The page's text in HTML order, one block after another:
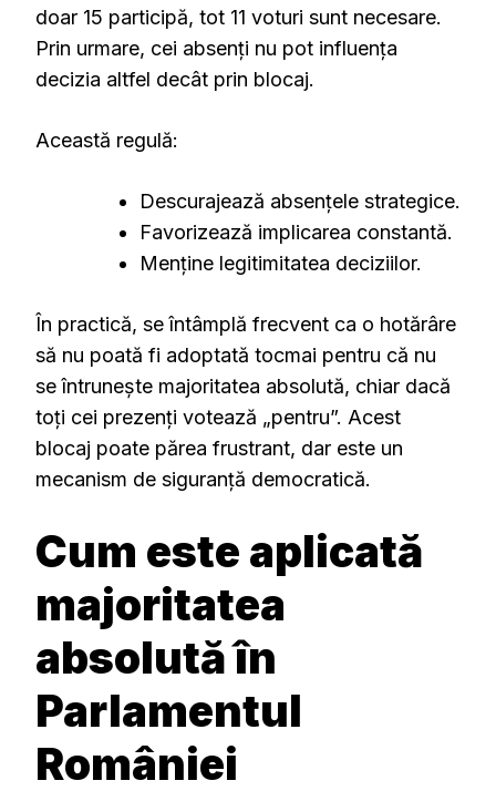
doar 15 participă, tot 11 voturi sunt necesare.
Prin urmare, cei absenți nu pot influența
decizia altfel decât prin blocaj.
Această regulă:
Descurajează absențele strategice.
Favorizează implicarea constantă.
Menține legitimitatea deciziilor.
În practică, se întâmplă frecvent ca o hotărâre
să nu poată fi adoptată tocmai pentru că nu
se întrunește majoritatea absolută, chiar dacă
toți cei prezenți votează „pentru”. Acest
blocaj poate părea frustrant, dar este un
mecanism de siguranță democratică.
Cum este aplicată
majoritatea
absolută în
Parlamentul
României